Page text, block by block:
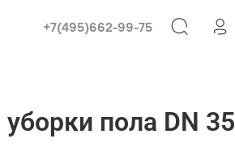
+7(495)662-99-75
пола DN 35